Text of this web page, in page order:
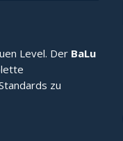
Level. Der BaLu
zu